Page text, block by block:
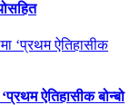
ऐतिहासीक बोन्बो